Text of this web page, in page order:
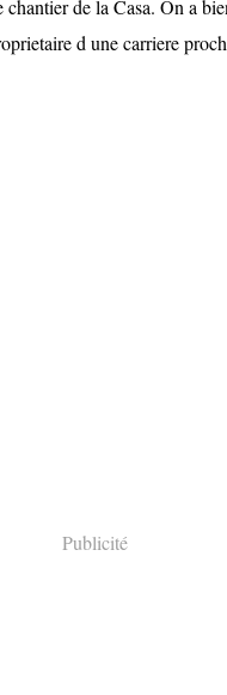
de la Casa. On a
d une carriere
Publicité